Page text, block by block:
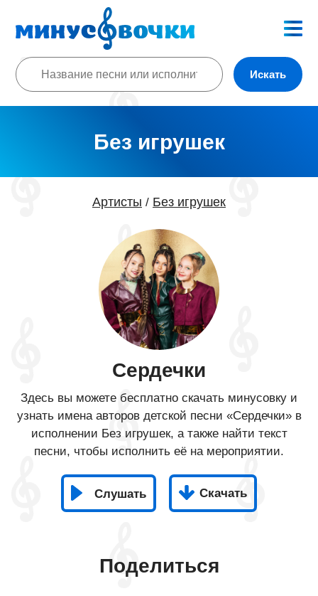
Искать
Без игрушек
Артисты / Без игрушек
Сердечки
Здесь вы можете бесплатно скачать минусовку и
узнать имена авторов детской песни «Сердечки» в
исполнении Без игрушек, а также найти текст
песни, чтобы исполнить её на мероприятии.
Слушать Скачать
Поделиться